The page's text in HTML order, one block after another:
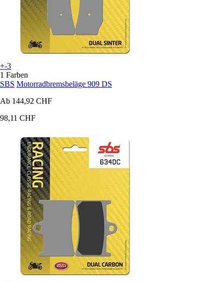
+-3
1 Farben
SBS Motorradbremsbeläge 909 DS
Ab 144,92 CHF
98,11 CHF